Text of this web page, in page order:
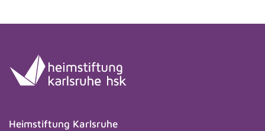
Heimstiftung Karlsruhe